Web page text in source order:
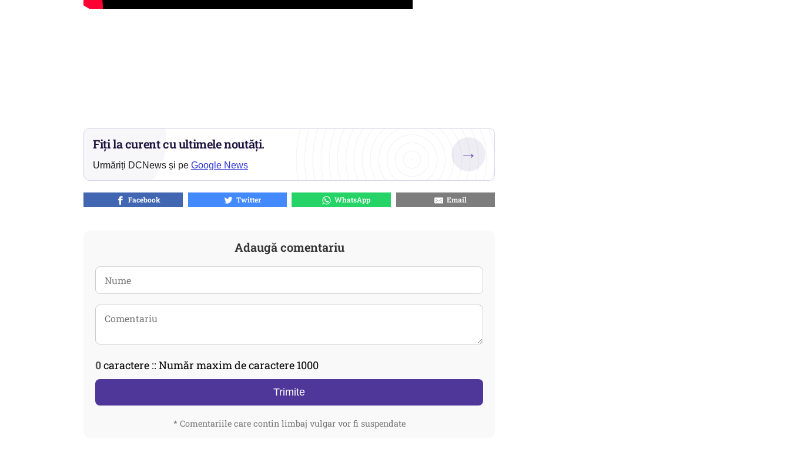
Fiți la curent cu ultimele noutăți.
Urmăriți DCNews și pe Google News
→
Facebook Twitter WhatsApp Email
Adaugă comentariu
0caractere :: Număr maxim de caractere 1000
Trimite
* Comentariile care contin limbaj vulgar vor fi suspendate